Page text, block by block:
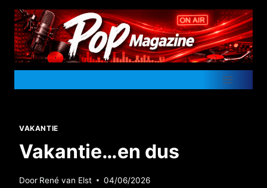
Doorgaan
naar
inhoud
VAKANTIE
Vakantie…en dus
Door René van Elst 04/06/2026